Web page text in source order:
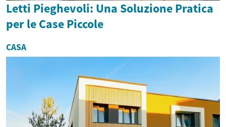
Letti Pieghevoli: Una Soluzione Pratica
per le Case Piccole
CASA